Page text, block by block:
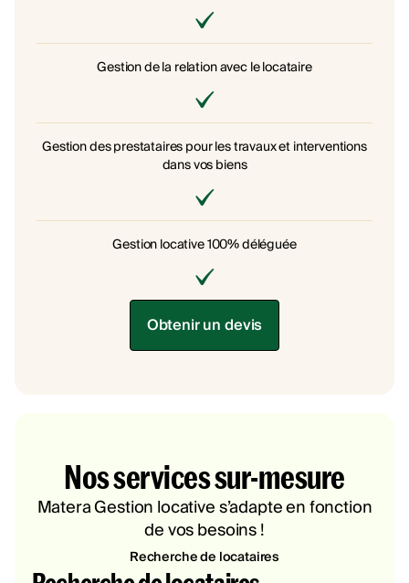
Gestion de la relation avec le locataire
Gestion des prestataires pour les travaux et interventions
dans vos biens
Gestion locative 100% déléguée
Obtenir un devis
Nos services sur-mesure
Matera Gestion locative s’adapte en fonction
de vos besoins !
Recherche de locataires